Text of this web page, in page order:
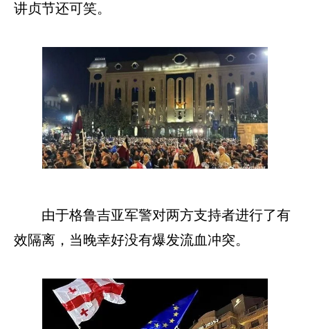
讲贞节还可笑。
由于格鲁吉亚军警对两方支持者进行了有
效隔离，当晚幸好没有爆发流血冲突。